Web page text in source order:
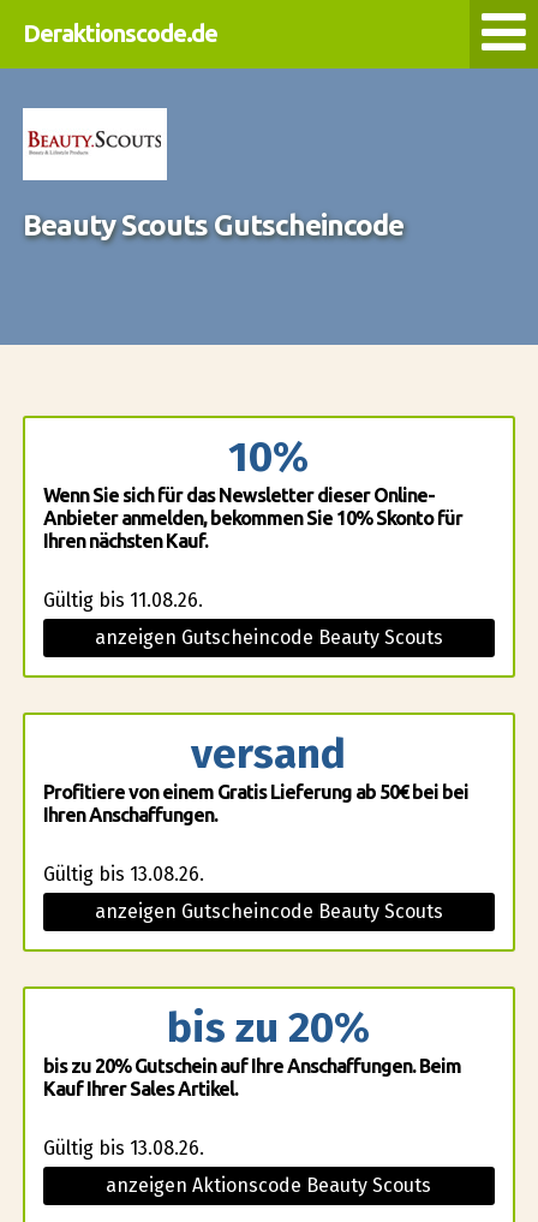
Deraktionscode.de
Beauty Scouts Gutscheincode
10%
Wenn Sie sich für das Newsletter dieser Online-
Anbieter anmelden, bekommen Sie 10% Skonto für
Ihren nächsten Kauf.
Gültig bis 11.08.26.
anzeigen Gutscheincode Beauty Scouts
versand
Profitiere von einem Gratis Lieferung ab 50€ bei bei
Ihren Anschaffungen.
Gültig bis 13.08.26.
anzeigen Gutscheincode Beauty Scouts
bis zu 20%
bis zu 20% Gutschein auf Ihre Anschaffungen. Beim
Kauf Ihrer Sales Artikel.
Gültig bis 13.08.26.
anzeigen Aktionscode Beauty Scouts